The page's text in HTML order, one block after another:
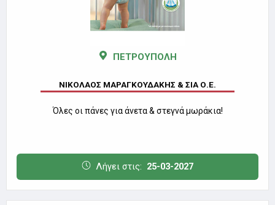
ΠΕΤΡΟΥΠΟΛΗ
ΝΙΚΟΛΑΟΣ ΜΑΡΑΓΚΟΥΔΑΚΗΣ & ΣΙΑ Ο.Ε.
Όλες οι πάνες για άνετα & στεγνά μωράκια!
Λήγει στις: 25-03-2027